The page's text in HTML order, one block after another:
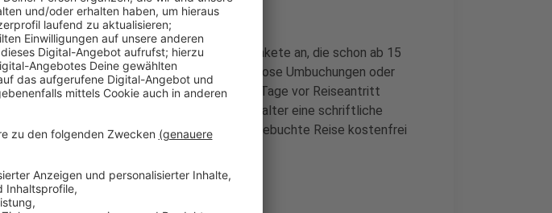
Reiseveranstalter bieten Stornierungspakete an, die schon ab 15
werden können. Damit sind kostenlose Umbuchungen oder
Pauschalreisen in der Regel bis 14 Tage vor Reiseantritt
unklar sind, sollte man vom Veranstalter eine schriftliche
unter welchen Bedingungen die konkret gebuchte Reise kostenfrei